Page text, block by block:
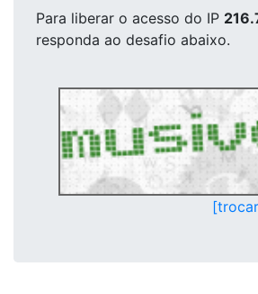
Para liberar o acesso do IP
responda ao desafio abaixo.